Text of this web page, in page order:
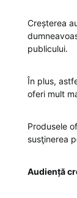
Creșterea
publicului.
În plus,
oferi mult
Produsele
susţinerea
Audiență